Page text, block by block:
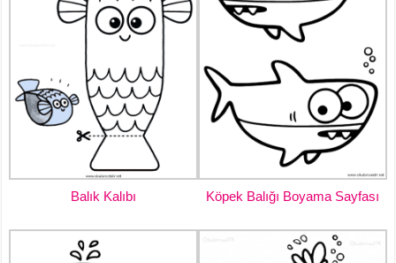
Balık Kalıbı Köpek Balığı Boyama Sayfası